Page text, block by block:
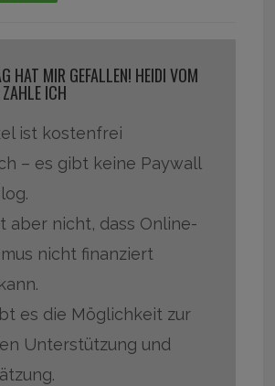
HAT MIR GEFALLEN! HEIDI VOM
ICH
ist kostenfrei
– es gibt keine Paywall
aber nicht, dass Online-
nicht finanziert
es die Möglichkeit zur
Unterstützung und